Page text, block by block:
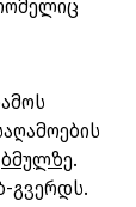
ბმულზე.
გვერდს.